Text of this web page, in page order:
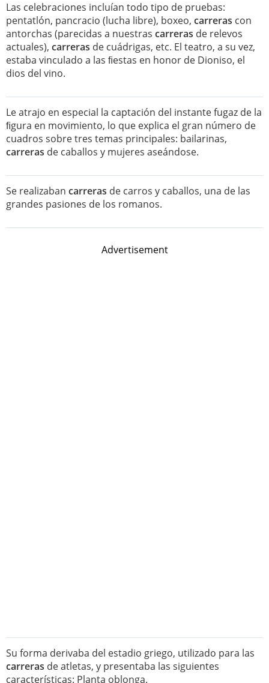
Las celebraciones incluían todo tipo de pruebas:
pentatlón, pancracio (lucha libre), boxeo, carreras con
antorchas (parecidas a nuestras carreras de relevos
actuales), carreras de cuádrigas, etc. El teatro, a su vez,
estaba vinculado a las ﬁestas en honor de Dioniso, el
dios del vino.
Le atrajo en especial la captación del instante fugaz de la
ﬁgura en movimiento, lo que explica el gran número de
cuadros sobre tres temas principales: bailarinas,
carreras de caballos y mujeres aseándose.
Se realizaban carreras de carros y caballos, una de las
grandes pasiones de los romanos.
Advertisement
Su forma derivaba del estadio griego, utilizado para las
carreras de atletas, y presentaba las siguientes
características: Planta oblonga.